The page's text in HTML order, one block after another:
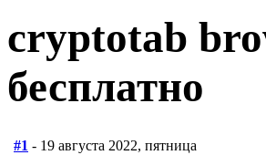
cryptotab
бесплатно
#1 - 19 августа 2022, пятница